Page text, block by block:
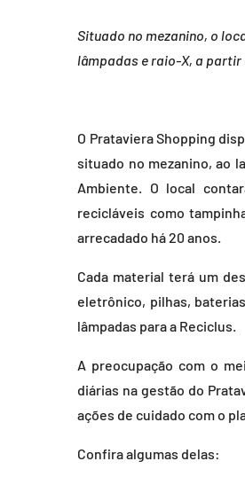
Situado no mezanino, o
lâmpadas e raio-X, a partir
O Prataviera Shopping
situado no mezanino, ao
Ambiente. O local
recicláveis como
arrecadado há 20 anos.
Cada material terá um
eletrônico, pilhas,
lâmpadas para a Reciclus.
A preocupação com o
diárias na gestão do
ações de cuidado com o
Confira algumas delas: